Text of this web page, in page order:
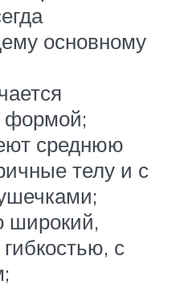
основному
формой;
среднюю
телу и с
широкий,
с